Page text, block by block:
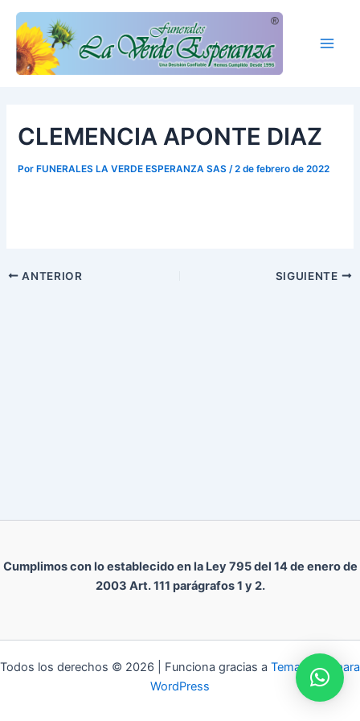
contenido
CLEMENCIA APONTE DIAZ
Por FUNERALES LA VERDE ESPERANZA SAS/2 de febrero de 2022
ANTERIOR SIGUIENTE
Cumplimos con lo establecido en la Ley 795 del 14 de enero de
2003 Art. 111 parágrafos 1 y 2.
Todos los derechos © 2026 | Funciona gracias a Tema Astra para
WordPress